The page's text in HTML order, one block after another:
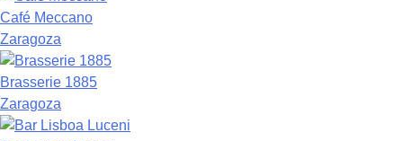
Café Meccano
Zaragoza
Brasserie 1885
Zaragoza